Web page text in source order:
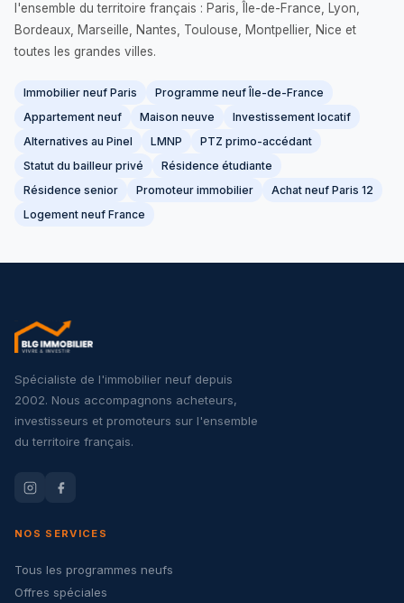
l'ensemble du territoire français : Paris, Île-de-France, Lyon,
Bordeaux, Marseille, Nantes, Toulouse, Montpellier, Nice et
toutes les grandes villes.
Immobilier neuf Paris
Programme neuf Île-de-France
Appartement neuf
Maison neuve
Investissement locatif
Alternatives au Pinel
LMNP
PTZ primo-accédant
Statut du bailleur privé
Résidence étudiante
Résidence senior
Promoteur immobilier
Achat neuf Paris 12
Logement neuf France
Spécialiste de l'immobilier neuf depuis
2002. Nous accompagnons acheteurs,
investisseurs et promoteurs sur l'ensemble
du territoire français.
NOS SERVICES
Tous les programmes neufs
Offres spéciales